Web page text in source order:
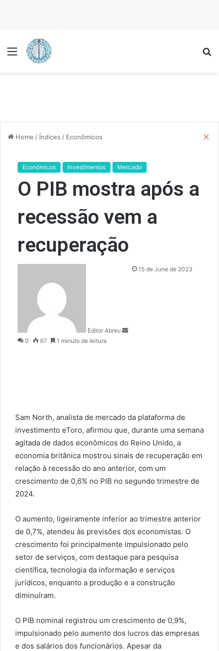
Menu
Home / Índices / Econômicos
Econômicos Investimentos Mercado
O PIB mostra após a
recessão vem a
recuperação
Editor Abreu
15 de June de 2023
0 67 1 minuto de leitura
Sam North, analista de mercado da plataforma de
investimento eToro, afirmou que, durante uma semana
agitada de dados econômicos do Reino Unido, a
economia britânica mostrou sinais de recuperação em
relação à recessão do ano anterior, com um
crescimento de 0,6% no PIB no segundo trimestre de
2024.
O aumento, ligeiramente inferior ao trimestre anterior
de 0,7%, atendeu às previsões dos economistas. O
crescimento foi principalmente impulsionado pelo
setor de serviços, com destaque para pesquisa
científica, tecnologia da informação e serviços
jurídicos, enquanto a produção e a construção
diminuíram.
O PIB nominal registrou um crescimento de 0,9%,
impulsionado pelo aumento dos lucros das empresas
e dos salários dos funcionários. Apesar da